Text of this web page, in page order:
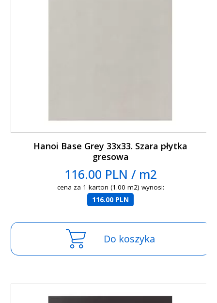
Hanoi Base Grey 33x33. Szara płytka
gresowa
116.00 PLN / m2
cena za 1 karton (1.00 m2) wynosi:
116.00 PLN
Do koszyka